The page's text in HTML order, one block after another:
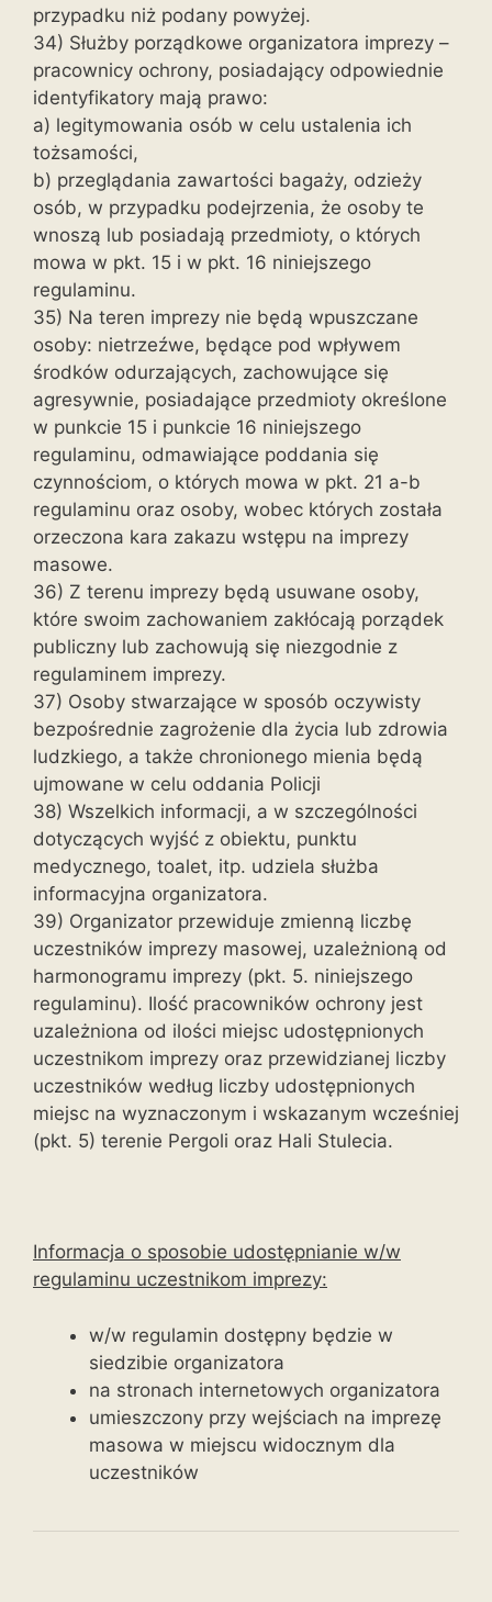
przypadku niż podany powyżej.
34) Służby porządkowe organizatora imprezy –
pracownicy ochrony, posiadający odpowiednie
identyfikatory mają prawo:
a) legitymowania osób w celu ustalenia ich
tożsamości,
b) przeglądania zawartości bagaży, odzieży
osób, w przypadku podejrzenia, że osoby te
wnoszą lub posiadają przedmioty, o których
mowa w pkt. 15 i w pkt. 16 niniejszego
regulaminu.
35) Na teren imprezy nie będą wpuszczane
osoby: nietrzeźwe, będące pod wpływem
środków odurzających, zachowujące się
agresywnie, posiadające przedmioty określone
w punkcie 15 i punkcie 16 niniejszego
regulaminu, odmawiające poddania się
czynnościom, o których mowa w pkt. 21 a-b
regulaminu oraz osoby, wobec których została
orzeczona kara zakazu wstępu na imprezy
masowe.
36) Z terenu imprezy będą usuwane osoby,
które swoim zachowaniem zakłócają porządek
publiczny lub zachowują się niezgodnie z
regulaminem imprezy.
37) Osoby stwarzające w sposób oczywisty
bezpośrednie zagrożenie dla życia lub zdrowia
ludzkiego, a także chronionego mienia będą
ujmowane w celu oddania Policji
38) Wszelkich informacji, a w szczególności
dotyczących wyjść z obiektu, punktu
medycznego, toalet, itp. udziela służba
informacyjna organizatora.
39) Organizator przewiduje zmienną liczbę
uczestników imprezy masowej, uzależnioną od
harmonogramu imprezy (pkt. 5. niniejszego
regulaminu). Ilość pracowników ochrony jest
uzależniona od ilości miejsc udostępnionych
uczestnikom imprezy oraz przewidzianej liczby
uczestników według liczby udostępnionych
miejsc na wyznaczonym i wskazanym wcześniej
(pkt. 5) terenie Pergoli oraz Hali Stulecia.
Informacja o sposobie udostępnianie w/w
regulaminu uczestnikom imprezy:
w/w regulamin dostępny będzie w
siedzibie organizatora
na stronach internetowych organizatora
umieszczony przy wejściach na imprezę
masowa w miejscu widocznym dla
uczestników